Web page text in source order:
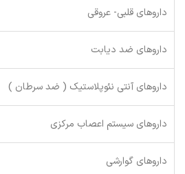
داروهای قلبی- عروقی
داروهای ضد دیابت
داروهای آنتی نئوپلاستیک ( ضد سرطان )
داروهای سیستم اعصاب مرکزی
داروهای گوارشی